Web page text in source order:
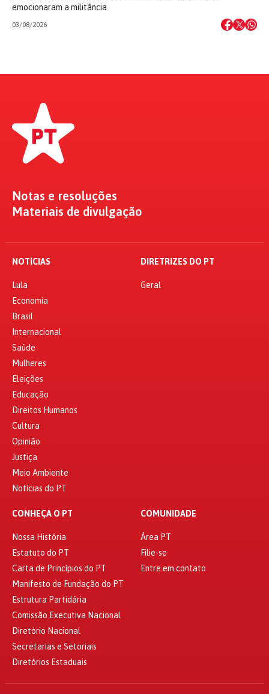
emocionaram a militância
03/08/2026
Notas e resoluções
Materiais de divulgação
NOTÍCIAS
Lula
Economia
Brasil
Internacional
Saúde
Mulheres
Eleições
Educação
Direitos Humanos
Cultura
Opinião
Justiça
Meio Ambiente
Notícias do PT
DIRETRIZES DO PT
Geral
CONHEÇA O PT
Nossa História
Estatuto do PT
Carta de Princípios do PT
Manifesto de Fundação do PT
Estrutura Partidária
Comissão Executiva Nacional
Diretório Nacional
Secretarias e Setoriais
Diretórios Estaduais
COMUNIDADE
Área PT
Filie-se
Entre em contato